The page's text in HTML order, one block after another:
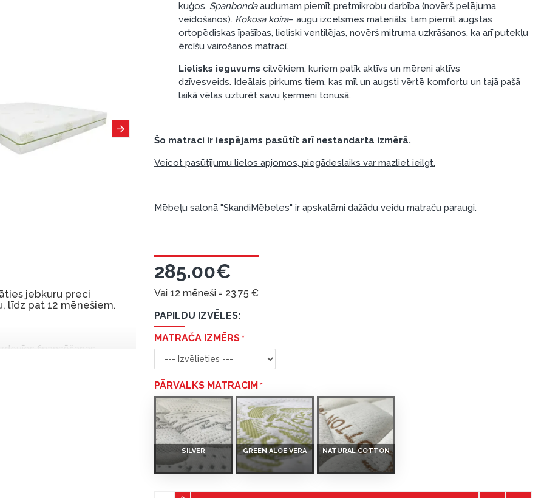
jebkuru preci
līdz pat 12 mēnešiem.
finansēšanas
kuģos. Spanbondaaudumam piemīt pretmikrobu darbība (novērš pelējuma
veidošanos). Kokosa koira– augu izcelsmes materiāls, tam piemīt augstas
ortopēdiskas īpašības, lieliski ventilējas, novērš mitruma uzkrāšanos, ka arī putekļu
ērcīšu vairošanos matracī.
Lielisks ieguvums cilvēkiem, kuriem patīk aktīvs un mēreni aktīvs
dzīvesveids. Ideālais pirkums tiem, kas mīl un augsti vērtē komfortu un tajā pašā
laikā vēlas uzturēt savu ķermeni tonusā.
Šo matraci ir iespējams pasūtīt arī nestandarta izmērā.
Veicot pasūtījumu lielos apjomos, piegādeslaiks var mazliet ieilgt.
Mēbeļu salonā "SkandiMēbeles" ir apskatāmi dažādu veidu matraču paraugi.
285.00€
Vai 12 mēneši = 23.75 €
PAPILDU IZVĒLES:
MATRAČA IZMĒRS
PĀRVALKS MATRACIM
SILVER GREEN ALOE VERA NATURAL COTTON